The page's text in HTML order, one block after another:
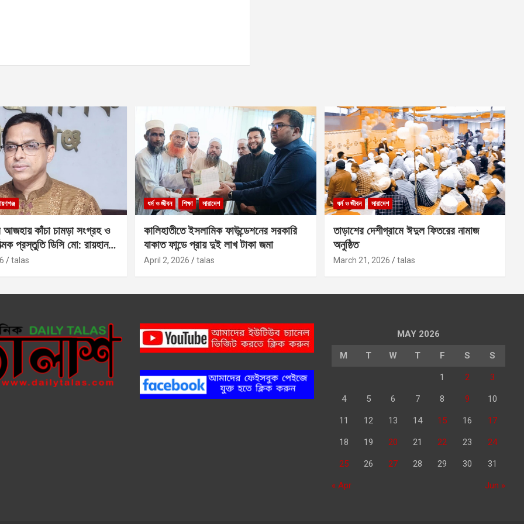
কাঁচা চামড়া সংগ্রহ ও
প্রস্তুতি ডিসি মো: রায়হান
talas
ধর্ম ও জীবন শিক্ষা সারাদেশ
কালিহাতীতে ইসলামিক ফাউন্ডেশনের সরকারি
যাকাত ফান্ডে প্রায় দুই লাখ টাকা জমা
April 2, 2026 talas
ধর্ম ও জীবন সারাদেশ
তাড়াশের দেশীগ্রামে ঈদুল ফিতরের নামাজ
অনুষ্ঠিত
March 21, 2026 talas
MAY 2026
M T W T F S S
1 2 3
4 5 6 7 8 9 10
11 12 13 14 15 16 17
18 19 20 21 22 23 24
25 26 27 28 29 30 31
« Apr Jun »